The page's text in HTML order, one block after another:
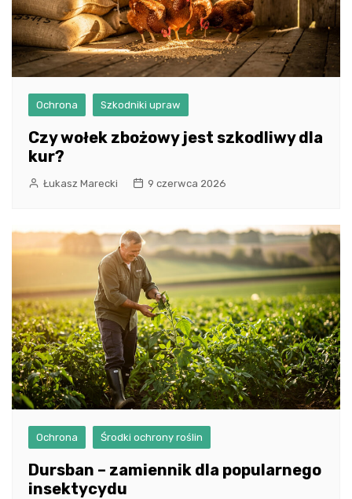
Ochrona Szkodniki upraw
Czy wołek zbożowy jest szkodliwy dla
kur?
Łukasz Marecki 9 czerwca 2026
Ochrona Środki ochrony roślin
Dursban – zamiennik dla popularnego
insektycydu